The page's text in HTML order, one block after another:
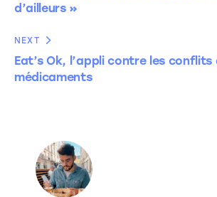
d’ailleurs »
NEXT
Eat’s Ok, l’appli contre les conflits
médicaments